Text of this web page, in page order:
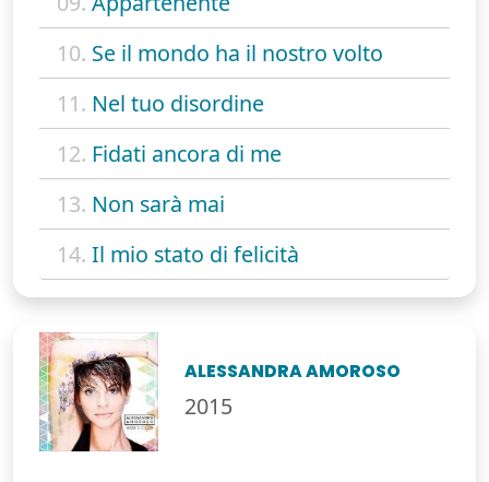
10. Se il mondo ha il nostro volto
11. Nel tuo disordine
12. Fidati ancora di me
13. Non sarà mai
14. Il mio stato di felicità
ALESSANDRA AMOROSO
2015